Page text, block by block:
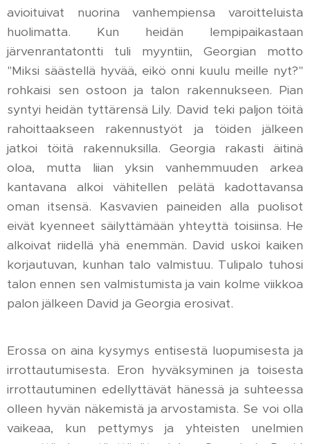
avioituivat nuorina vanhempiensa varoitteluista
huolimatta. Kun heidän lempipaikastaan
järvenrantatontti tuli myyntiin, Georgian motto
"Miksi säästellä hyvää, eikö onni kuulu meille nyt?"
rohkaisi sen ostoon ja talon rakennukseen. Pian
syntyi heidän tyttärensä Lily. David teki paljon töitä
rahoittaakseen rakennustyöt ja töiden jälkeen
jatkoi töitä rakennuksilla. Georgia rakasti äitinä
oloa, mutta liian yksin vanhemmuuden arkea
kantavana alkoi vähitellen pelätä kadottavansa
oman itsensä. Kasvavien paineiden alla puolisot
eivät kyenneet säilyttämään yhteyttä toisiinsa. He
alkoivat riidellä yhä enemmän. David uskoi kaiken
korjautuvan, kunhan talo valmistuu. Tulipalo tuhosi
talon ennen sen valmistumista ja vain kolme viikkoa
palon jälkeen David ja Georgia erosivat.
Erossa on aina kysymys entisestä luopumisesta ja
irrottautumisesta. Eron hyväksyminen ja toisesta
irrottautuminen edellyttävät hänessä ja suhteessa
olleen hyvän näkemistä ja arvostamista. Se voi olla
vaikeaa, kun pettymys ja yhteisten unelmien